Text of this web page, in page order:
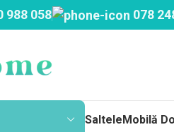
988 058 078
SalteleMobilă